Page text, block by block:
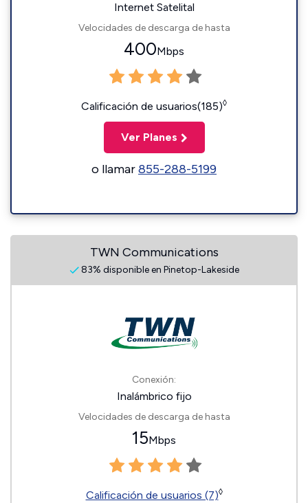
Internet Satelital
Velocidades de descarga de hasta
400Mbps
Calificación de usuarios(185)◊
Ver Planes
o llamar855-288-5199
TWN Communications
83% disponible en Pinetop-Lakeside
Conexión:
Inalámbrico fijo
Velocidades de descarga de hasta
15Mbps
Calificación de usuarios (7)◊